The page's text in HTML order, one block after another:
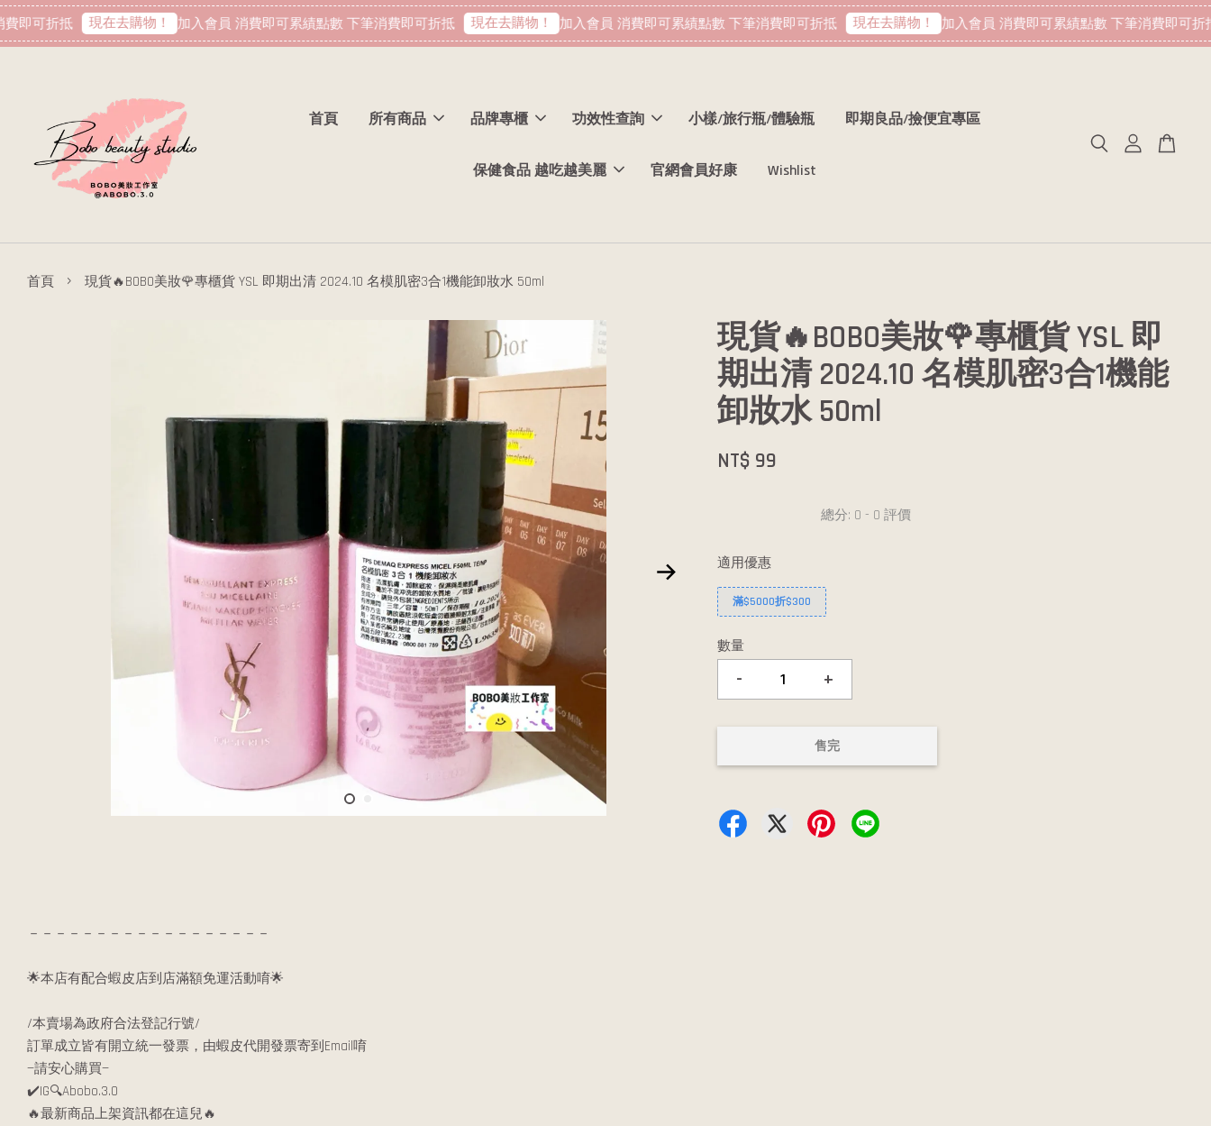
可折抵 現在去購物！ 加入會員 消費即可累績點數 下筆消費即可折抵 現在去購物！ 加入會員 消費即可累績點數 下筆消費即可折抵 現在去購物！ 加入會員 消費即可累績點數 下筆消費即可折抵
首頁 所有商品 品牌專櫃 功效性查詢 小樣/旅行瓶/體驗瓶 即期良品/撿便宜專區
保健食品 越吃越美麗 官網會員好康 Wishlist
首頁 › 現貨🔥BOBO美妝🌹專櫃貨 YSL 即期出清 2024.10 名模肌密3合1機能卸妝水 50ml
現貨🔥BOBO美妝🌹專櫃貨 YSL 即
期出清 2024.10 名模肌密3合1機能
卸妝水 50ml
NT$ 99
總分: 0 - 0 評價
適用優惠
滿$5000折$300
數量
- +
售完
－－－－－－－－－－－－－－－－－－
🌟本店有配合蝦皮店到店滿額免運活動唷🌟
/本賣場為政府合法登記行號/
訂單成立皆有開立統一發票，由蝦皮代開發票寄到Email唷
—請安心購買—
✔️IG🔍Abobo.3.0
🔥最新商品上架資訊都在這兒🔥